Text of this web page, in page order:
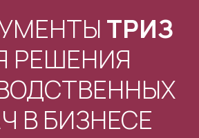
ТРИЗ
РЕШЕНИЯ
В БИЗНЕСЕ